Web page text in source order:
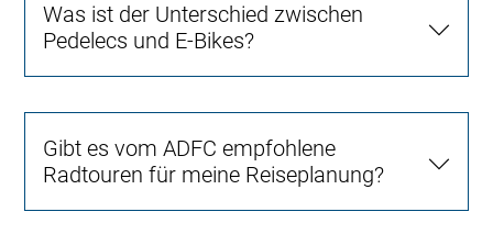
Was ist der Unterschied zwischen
Pedelecs und E-Bikes?
Gibt es vom ADFC empfohlene
Radtouren für meine Reiseplanung?